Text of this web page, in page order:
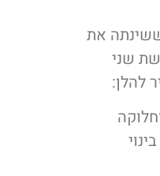
את
שני
להלן: